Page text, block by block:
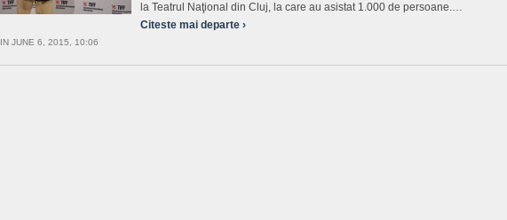
la Teatrul Naţional din Cluj, la care au asistat 1.000 de persoane.…
Citeste mai departe ›
IN JUNE 6, 2015, 10:06